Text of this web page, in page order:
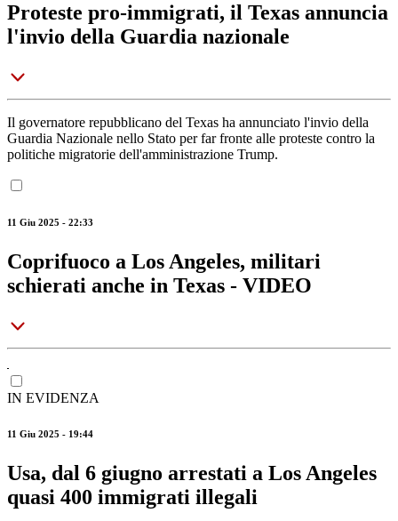
Proteste pro-immigrati, il Texas annuncia
l'invio della Guardia nazionale
Il governatore repubblicano del Texas ha annunciato l'invio della
Guardia Nazionale nello Stato per far fronte alle proteste contro la
politiche migratorie dell'amministrazione Trump.
11 Giu 2025 - 22:33
Coprifuoco a Los Angeles, militari
schierati anche in Texas - VIDEO
IN EVIDENZA
11 Giu 2025 - 19:44
Usa, dal 6 giugno arrestati a Los Angeles
quasi 400 immigrati illegali